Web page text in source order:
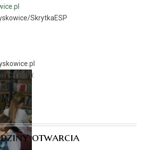
SkrytkaESP
i Czytelni:
otwarcia